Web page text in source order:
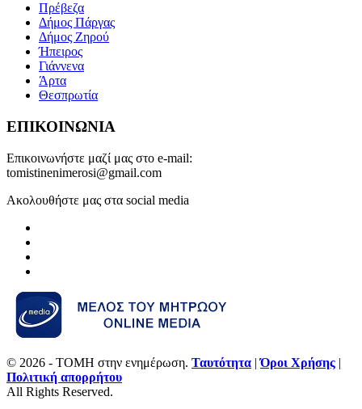
Πρέβεζα
Δήμος Πάργας
Δήμος Ζηρού
Ήπειρος
Γιάννενα
Άρτα
Θεσπρωτία
ΕΠΙΚΟΙΝΩΝΙΑ
Επικοινωνήστε μαζί μας στο e-mail:
tomistinenimerosi@gmail.com
Ακολουθήστε μας στα social media
© 2026 - ΤΟΜΗ στην ενημέρωση. Ταυτότητα |Όροι Χρήσης |
Πολιτική απορρήτου
All Rights Reserved.